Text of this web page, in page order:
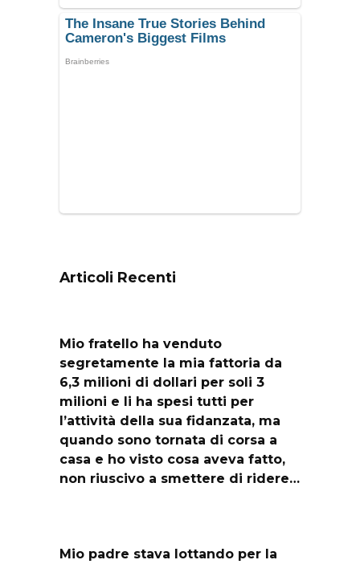
Articoli Recenti
Mio fratello ha venduto
segretamente la mia fattoria da
6,3 milioni di dollari per soli 3
milioni e li ha spesi tutti per
l’attività della sua fidanzata, ma
quando sono tornata di corsa a
casa e ho visto cosa aveva fatto,
non riuscivo a smettere di ridere…
Mio padre stava lottando per la